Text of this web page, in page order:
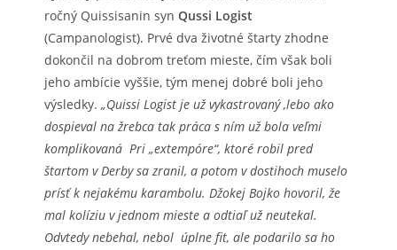
ročný Quissisanin syn Qussi Logist
(Campanologist). Prvé dva životné štarty zhodne
dokončil na dobrom treťom mieste, čím však boli
jeho ambície vyššie, tým menej dobré boli jeho
výsledky. „Quissi Logist je už vykastrovaný ,lebo ako
dospieval na žrebca tak práca s ním už bola veľmi
komplikovaná Pri „extempóre“, ktoré robil pred
štartom v Derby sa zranil, a potom v dostihoch muselo
prísť k nejakému karambolu. Džokej Bojko hovoril, že
mal kolíziu v jednom mieste a odtiaľ už neutekal.
Odvtedy nebehal, nebol úplne fit, ale podarilo sa ho